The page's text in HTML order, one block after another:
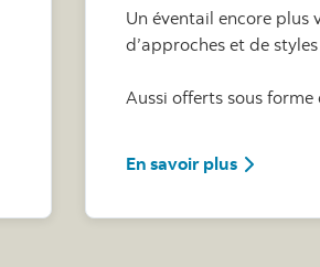
Un éventail encore plus
d’approches et de
Aussi offerts sous
En savoir plussur les